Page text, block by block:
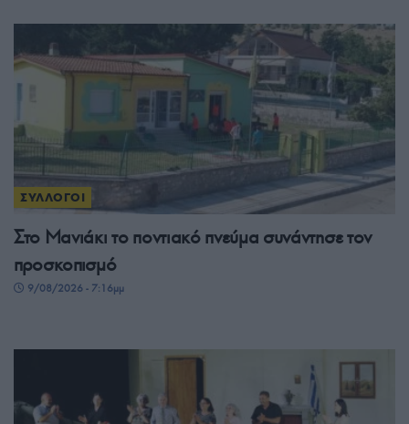
ΣΥΛΛΟΓΟΙ
Στο Μανιάκι το ποντιακό πνεύμα συνάντησε τον
προσκοπισμό
9/08/2026 - 7:16μμ